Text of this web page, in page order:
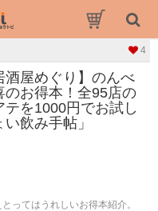
4
酒屋めぐり】のんべ
のお得本！全95店の
テを1000円でお試し
飲み手帖」
ってはうれしいお得本紹介。